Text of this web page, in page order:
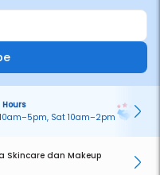
Sat 10am–2pm
Skincare dan Makeup